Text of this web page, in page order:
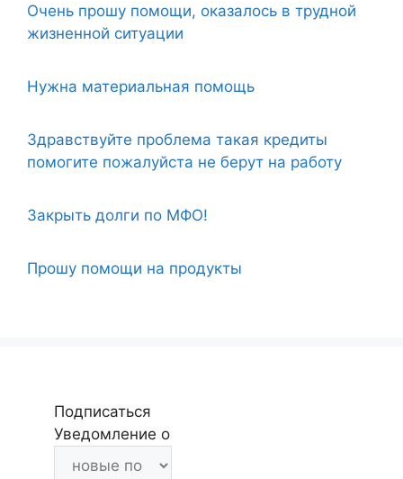
Очень прошу помощи, оказалось в трудной
жизненной ситуации
Нужна материальная помощь
Здравствуйте проблема такая кредиты
помогите пожалуйста не берут на работу
Закрыть долги по МФО!
Прошу помощи на продукты
Подписаться
Уведомление о